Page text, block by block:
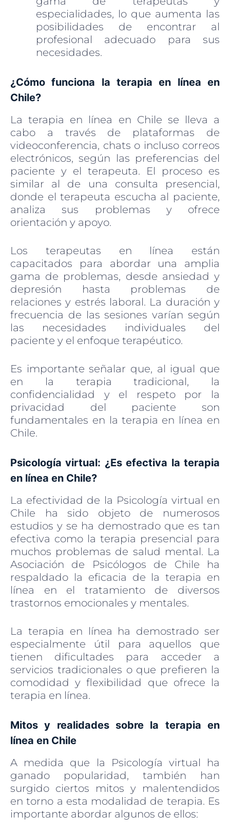
especialidades, lo que aumenta las
posibilidades de encontrar al
profesional adecuado para sus
necesidades.
¿Cómo funciona la terapia en línea en
Chile?
La terapia en línea en Chile se lleva a
cabo a través de plataformas de
videoconferencia, chats o incluso correos
electrónicos, según las preferencias del
paciente y el terapeuta. El proceso es
similar al de una consulta presencial,
donde el terapeuta escucha al paciente,
analiza sus problemas y ofrece
orientación y apoyo.
Los terapeutas en línea están
capacitados para abordar una amplia
gama de problemas, desde ansiedad y
depresión hasta problemas de
relaciones y estrés laboral. La duración y
frecuencia de las sesiones varían según
las necesidades individuales del
paciente y el enfoque terapéutico.
Es importante señalar que, al igual que
en la terapia tradicional, la
confidencialidad y el respeto por la
privacidad del paciente son
fundamentales en la terapia en línea en
Chile.
Psicología virtual: ¿Es efectiva la terapia
en línea en Chile?
La efectividad de la Psicología virtual en
Chile ha sido objeto de numerosos
estudios y se ha demostrado que es tan
efectiva como la terapia presencial para
muchos problemas de salud mental. La
Asociación de Psicólogos de Chile ha
respaldado la eficacia de la terapia en
línea en el tratamiento de diversos
trastornos emocionales y mentales.
La terapia en línea ha demostrado ser
especialmente útil para aquellos que
tienen dificultades para acceder a
servicios tradicionales o que prefieren la
comodidad y flexibilidad que ofrece la
terapia en línea.
Mitos y realidades sobre la terapia en
línea en Chile
A medida que la Psicología virtual ha
ganado popularidad, también han
surgido ciertos mitos y malentendidos
en torno a esta modalidad de terapia. Es
importante abordar algunos de ellos: